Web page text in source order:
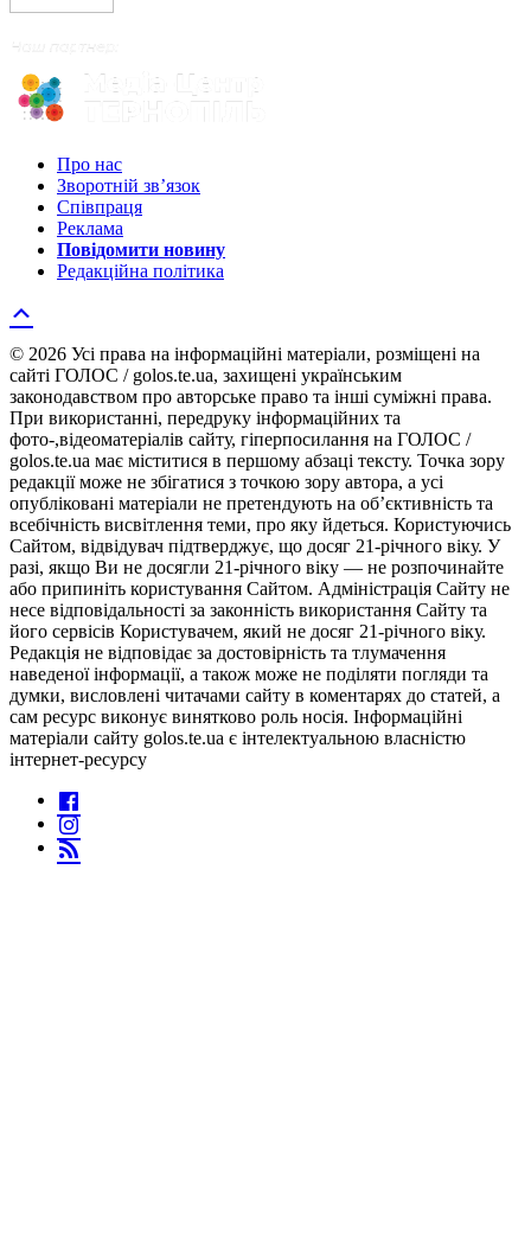
Про нас
Зворотній зв’язок
Співпраця
Реклама
Повідомити новину
Редакційна політика
© 2026 Усі права на інформаційні матеріали, розміщені на
сайті ГОЛОС / golos.te.ua, захищені українським
законодавством про авторське право та інші суміжні права.
При використанні, передруку інформаційних та
фото-,відеоматеріалів сайту, гіперпосилання на ГОЛОС /
golos.te.ua має міститися в першому абзаці тексту. Точка зору
редакції може не збігатися з точкою зору автора, а усі
опубліковані матеріали не претендують на об’єктивність та
всебічність висвітлення теми, про яку йдеться. Користуючись
Сайтом, відвідувач підтверджує, що досяг 21-річного віку. У
разі, якщо Ви не досягли 21-річного віку — не розпочинайте
або припиніть користування Сайтом. Адміністрація Сайту не
несе відповідальності за законність використання Сайту та
його сервісів Користувачем, який не досяг 21-річного віку.
Редакція не відповідає за достовірність та тлумачення
наведеної інформації, а також може не поділяти погляди та
думки, висловлені читачами сайту в коментарях до статей, а
сам ресурс виконує винятково роль носія. Інформаційні
матеріали сайту golos.te.ua є інтелектуальною власністю
інтернет-ресурсу